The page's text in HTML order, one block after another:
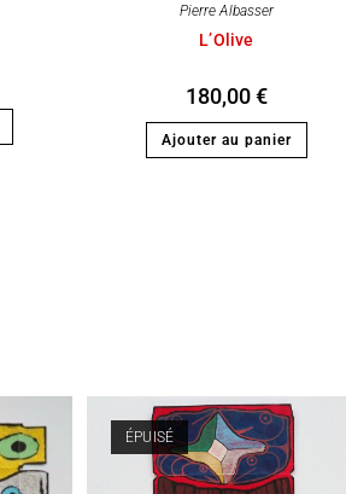
Pierre Albasser
L’Olive
180,00€
Ajouter au panier
ÉPUISÉ